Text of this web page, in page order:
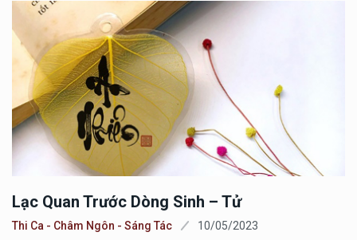
Lạc Quan Trước Dòng Sinh – Tử
Thi Ca - Châm Ngôn - Sáng Tác 10/05/2023